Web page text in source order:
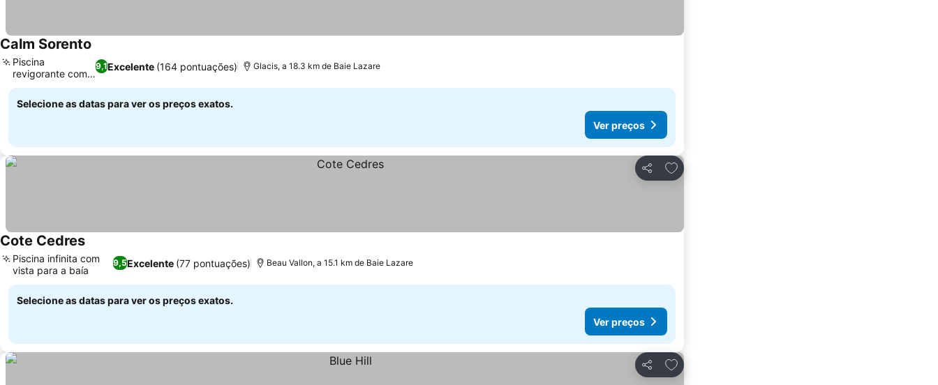
Calm Sorento
9,1Excelente (164 pontuações)
Piscina
revigorante com
vista
Glacis, a 18.3 km de Baie Lazare
Selecione as datas para ver os preços exatos.
Ver preços
Partilhar
Adicionar aos favoritos
Cote CedresVer preços
9,5Excelente (77 pontuações)
Piscina infinita com
vista para a baía
Beau Vallon, a 15.1 km de Baie Lazare
Selecione as datas para ver os preços exatos.
Ver preços
Partilhar
Adicionar aos favoritos